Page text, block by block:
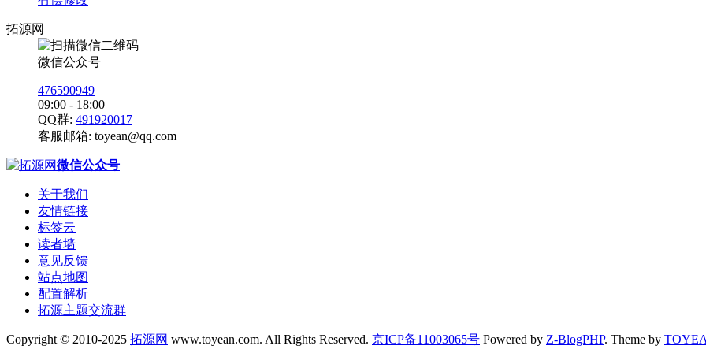
拓源网
微信公众号
476590949
09:00 - 18:00
QQ群: 491920017
客服邮箱: toyean@qq.com
微信公众号
关于我们
友情链接
标签云
读者墙
意见反馈
站点地图
配置解析
拓源主题交流群
Copyright © 2010-2025 拓源网 www.toyean.com. All Rights Reserved. 京ICP备11003065号 Powered by Z-BlogPHP. Theme by